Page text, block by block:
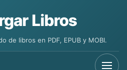
Libros
de libros en PDF, EPUB y MOBI.